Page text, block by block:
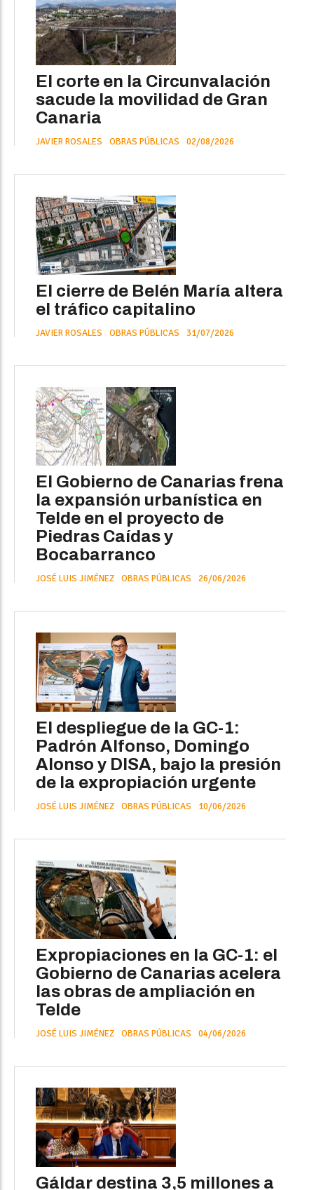
El corte en la Circunvalación
sacude la movilidad de Gran
Canaria
JAVIER ROSALES OBRAS PÚBLICAS 02/08/2026
El cierre de Belén María altera
el tráfico capitalino
JAVIER ROSALES OBRAS PÚBLICAS 31/07/2026
El Gobierno de Canarias frena
la expansión urbanística en
Telde en el proyecto de
Piedras Caídas y
Bocabarranco
JOSÉ LUIS JIMÉNEZ OBRAS PÚBLICAS 26/06/2026
El despliegue de la GC-1:
Padrón Alfonso, Domingo
Alonso y DISA, bajo la presión
de la expropiación urgente
JOSÉ LUIS JIMÉNEZ OBRAS PÚBLICAS 10/06/2026
Expropiaciones en la GC-1: el
Gobierno de Canarias acelera
las obras de ampliación en
Telde
JOSÉ LUIS JIMÉNEZ OBRAS PÚBLICAS 04/06/2026
Gáldar destina 3,5 millones a